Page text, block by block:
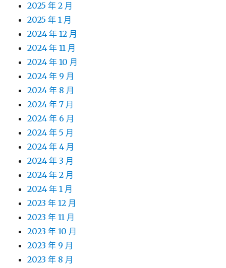
2025 年 2 月
2025 年 1 月
2024 年 12 月
2024 年 11 月
2024 年 10 月
2024 年 9 月
2024 年 8 月
2024 年 7 月
2024 年 6 月
2024 年 5 月
2024 年 4 月
2024 年 3 月
2024 年 2 月
2024 年 1 月
2023 年 12 月
2023 年 11 月
2023 年 10 月
2023 年 9 月
2023 年 8 月